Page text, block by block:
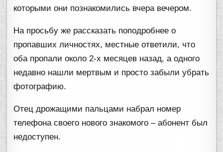
которыми они познакомились вчера вечером.
На просьбу же рассказать поподробнее о
пропавших личностях, местные ответили, что
оба пропали около 2-х месяцев назад, а одного
недавно нашли мертвым и просто забыли убрать
фотографию.
Отец дрожащими пальцами набрал номер
телефона своего нового знакомого – абонент был
недоступен.